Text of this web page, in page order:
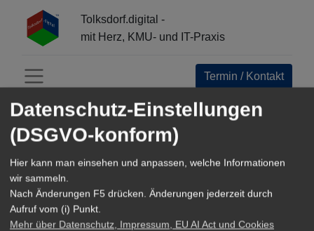
Tolksdorf.digital -
mit Herz, KMU- und IT-Praxis
Termin / Kontakt
INFO-CENTER:
Referenzen+Business Epics
Datenschutz-Einstellungen
(DSGVO-konform)
Hier kann man einsehen und anpassen, welche Informationen
wir sammeln.
Nach Änderungen F5 drücken. Änderungen jederzeit durch
Aufruf vom (i) Punkt.
Mehr über Datenschutz, Impressum, EU AI Act und Cookies